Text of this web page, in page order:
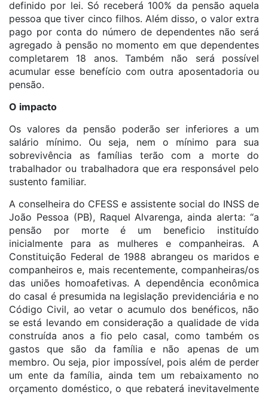
definido por lei. Só receberá 100% da pensão aquela
pessoa que tiver cinco filhos. Além disso, o valor extra
pago por conta do número de dependentes não será
agregado à pensão no momento em que dependentes
completarem 18 anos. Também não será possível
acumular esse benefício com outra aposentadoria ou
pensão.
O impacto
Os valores da pensão poderão ser inferiores a um
salário mínimo. Ou seja, nem o mínimo para sua
sobrevivência as famílias terão com a morte do
trabalhador ou trabalhadora que era responsável pelo
sustento familiar.
A conselheira do CFESS e assistente social do INSS de
João Pessoa (PB), Raquel Alvarenga, ainda alerta: “a
pensão por morte é um beneficio instituído
inicialmente para as mulheres e companheiras. A
Constituição Federal de 1988 abrangeu os maridos e
companheiros e, mais recentemente, companheiras/os
das uniões homoafetivas. A dependência econômica
do casal é presumida na legislação previdenciária e no
Código Civil, ao vetar o acumulo dos benéficos, não
se está levando em consideração a qualidade de vida
construída anos a fio pelo casal, como também os
gastos que são da família e não apenas de um
membro. Ou seja, pior impossível, pois além de perder
um ente da família, ainda tem um rebaixamento no
orçamento doméstico, o que rebaterá inevitavelmente